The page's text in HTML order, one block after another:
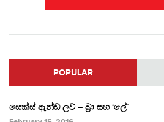
POPULAR
සෙක්ස් ඇන්ඩ් ලව් – බ්‍රා සහ ‘ලේ’